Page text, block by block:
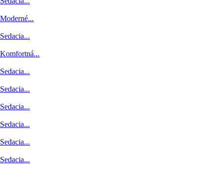
Moderné...
Sedacia...
Komfortná...
Sedacia...
Sedacia...
Sedacia...
Sedacia...
Sedacia...
Sedacia...